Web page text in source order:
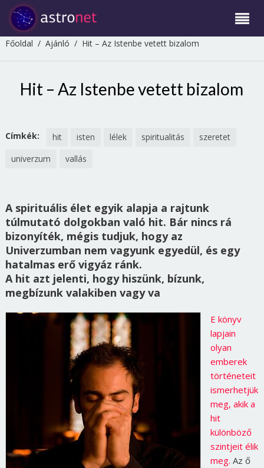
Főoldal / Ajánló / Hit – Az Istenbe vetett bizalom
Hit – Az Istenbe vetett bizalom
Címkék: hit isten lélek spiritualitás
szeretet
univerzum
vallás
A spirituális élet egyik alapja a rajtunk
túlmutató dolgokban való hit. Bár nincs rá
bizonyíték, mégis tudjuk, hogy az
Univerzumban nem vagyunk egyedül, és egy
hatalmas erő vigyáz ránk.
A hit azt jelenti, hogy hiszünk, bízunk,
megbízunk valakiben vagy va
E könyv
lapjain
olyan
emberek
történeteit
ismerhetjük
meg, akik a
hit
különböző
szintjeit élik
meg. Az ő